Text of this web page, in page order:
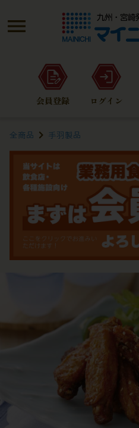
会員登録 ログイン
全商品 手羽製品